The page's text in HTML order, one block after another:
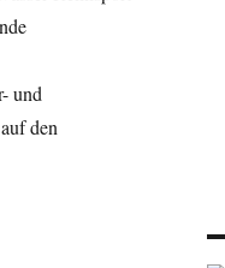
und
den